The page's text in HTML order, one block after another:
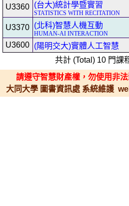
U3360 (台大)統計學暨實習
STATISTICS WITH RECITATION
U3370 (北科)智慧人機互動
HUMAN-AI INTERACTION
U3600 (陽明交大)實體人工智慧
共計 (Total) 10 門課
請遵守智慧財產權，勿使用非
大同大學 圖書資訊處 系統維護